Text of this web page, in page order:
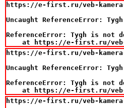
https://e-first.ru/veb-kamera-
Uncaught ReferenceError:
ReferenceError: Tygh is not
at https://e-first.ru/
https://e-first.ru/veb-kamera-
Uncaught ReferenceError:
ReferenceError: Tygh is not
at https://e-first.ru/
https://e-first.ru/veb-kamera-